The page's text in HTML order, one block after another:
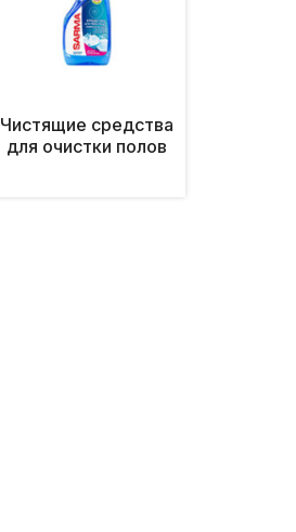
Чистящие средства
для очистки полов